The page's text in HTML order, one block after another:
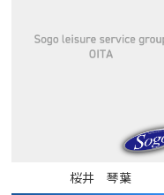
桜井 琴葉